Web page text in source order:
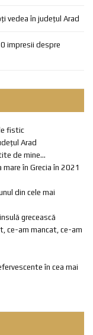
vedea în județul Arad
impresii despre
fistic
Arad
de mine...
în Grecia în 2021
din cele mai
grecească
ce-am mancat, ce-am
în cea mai